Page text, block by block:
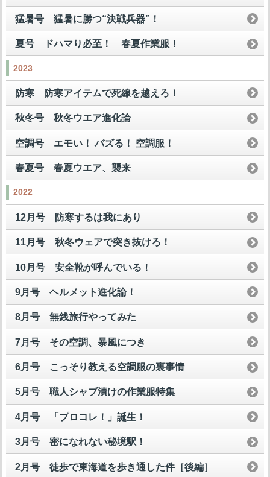
猛暑号 猛暑に勝つ“決戦兵器”！
夏号 ドハマり必至！ 春夏作業服！
2023
防寒 防寒アイテムで死線を越えろ！
秋冬号 秋冬ウエア進化論
空調号 エモい！ バズる！ 空調服！
春夏号 春夏ウエア、襲来
2022
12月号 防寒するは我にあり
11月号 秋冬ウェアで突き抜けろ！
10月号 安全靴が呼んでいる！
9月号 ヘルメット進化論！
8月号 無銭旅行やってみた
7月号 その空調、暴風につき
6月号 こっそり教える空調服の裏事情
5月号 職人シャブ漬けの作業服特集
4月号 「プロコレ！」誕生！
3月号 密になれない秘境駅！
2月号 徒歩で東海道を歩き通した件［後編］